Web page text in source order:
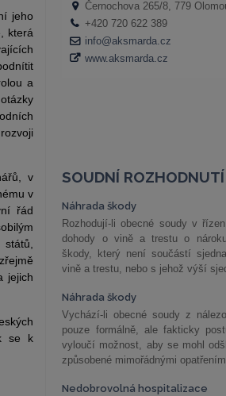
jeho
která
a
v
v
řád
jejich
se k
SOUDNÍ ROZHODNUTÍ
Náhrada škody
Rozhodují-li obecné soudy v
dohody o vině a trestu o
škody, který není součástí
vině a trestu, nebo s jehož výší
Náhrada škody
Vychází-li obecné soudy z
pouze formálně, ale fakticky
vyloučí možnost, aby se mohl
způsobené mimořádnými
Nedobrovolná hospitalizace